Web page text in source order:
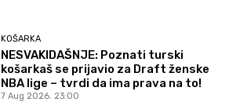
KOŠARKA
NESVAKIDAŠNJE: Poznati turski
košarkaš se prijavio za Draft ženske
NBA lige – tvrdi da ima prava na to!
7 Aug 2026. 23:00